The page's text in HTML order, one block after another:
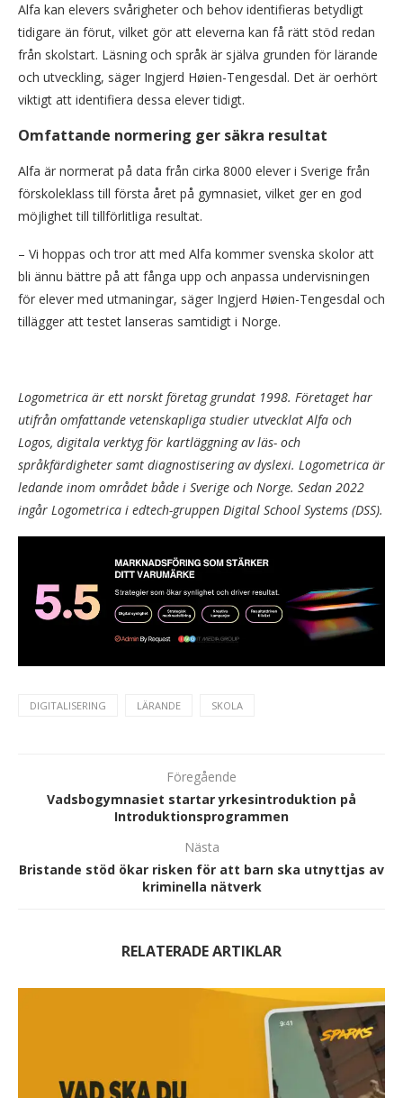
Alfa kan elevers svårigheter och behov identifieras betydligt
tidigare än förut, vilket gör att eleverna kan få rätt stöd redan
från skolstart. Läsning och språk är själva grunden för lärande
och utveckling, säger Ingjerd Høien-Tengesdal. Det är oerhört
viktigt att identifiera dessa elever tidigt.
Omfattande normering ger säkra resultat
Alfa är normerat på data från cirka 8000 elever i Sverige från
förskoleklass till första året på gymnasiet, vilket ger en god
möjlighet till tillförlitliga resultat.
– Vi hoppas och tror att med Alfa kommer svenska skolor att
bli ännu bättre på att fånga upp och anpassa undervisningen
för elever med utmaningar, säger Ingjerd Høien-Tengesdal och
tillägger att testet lanseras samtidigt i Norge.
Logometrica är ett norskt företag grundat 1998. Företaget har
utifrån omfattande vetenskapliga studier utvecklat Alfa och
Logos, digitala verktyg för kartläggning av läs- och
språkfärdigheter samt diagnostisering av dyslexi. Logometrica är
ledande inom området både i Sverige och Norge. Sedan 2022
ingår Logometrica i edtech-gruppen Digital School Systems (DSS).
DIGITALISERING LÄRANDE SKOLA
Föregående
Vadsbogymnasiet startar yrkesintroduktion på
Introduktionsprogrammen
Nästa
Bristande stöd ökar risken för att barn ska utnyttjas av
kriminella nätverk
RELATERADE ARTIKLAR